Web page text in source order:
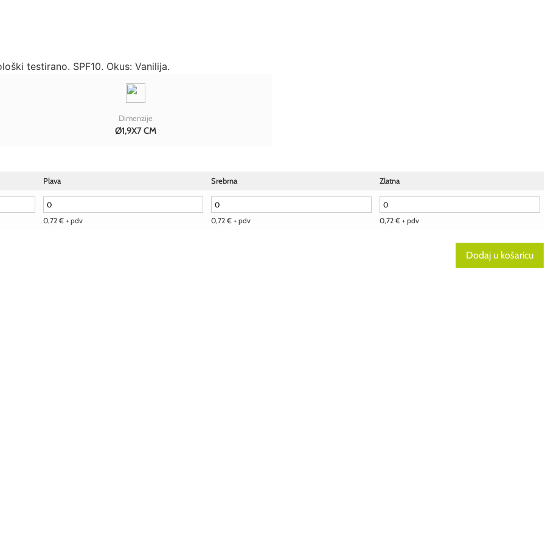
testirano. SPF10. Okus: Vanilija.
Dimenzije
Ø1,9X7 CM
Plava Srebrna
Zlatna
0,72 € + pdv 0,72 € + pdv 0,72 € + pdv
Dodaj u košaricu